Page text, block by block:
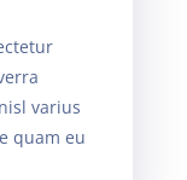
varius
quam eu